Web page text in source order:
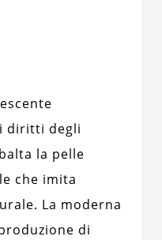
diritti degli
la pelle
che imita
La moderna
di